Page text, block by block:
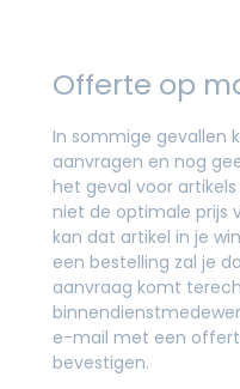
Offerte op
In sommige gevallen
aanvragen en nog
het geval voor
niet de optimale prijs
kan dat artikel in je
een bestelling zal je
aanvraag komt
e-mail met een
bevestigen.